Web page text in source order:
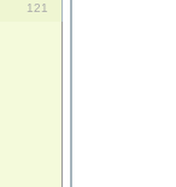
121